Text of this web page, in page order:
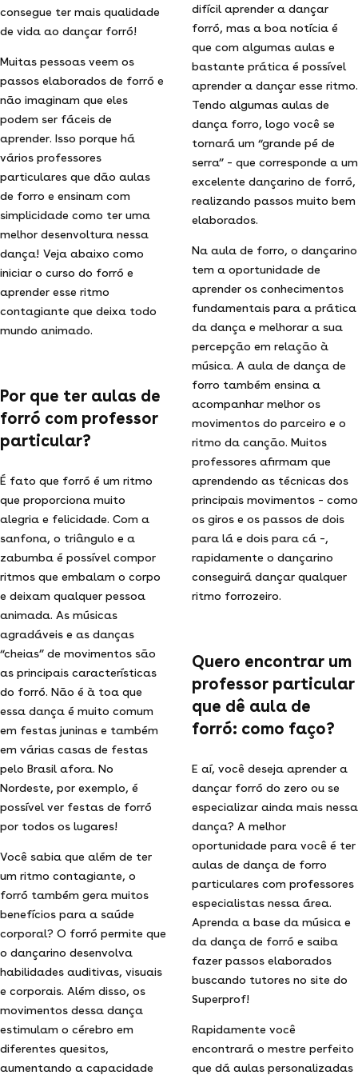
consegue ter mais qualidade
de vida ao dançar forró!
Muitas pessoas veem os
passos elaborados de forró e
não imaginam que eles
podem ser fáceis de
aprender. Isso porque há
vários professores
particulares que dão aulas
de forro e ensinam com
simplicidade como ter uma
melhor desenvoltura nessa
dança! Veja abaixo como
iniciar o curso do forró e
aprender esse ritmo
contagiante que deixa todo
mundo animado.
Por que ter aulas de
forró com professor
particular?
É fato que forró é um ritmo
que proporciona muito
alegria e felicidade. Com a
sanfona, o triângulo e a
zabumba é possível compor
ritmos que embalam o corpo
e deixam qualquer pessoa
animada. As músicas
agradáveis e as danças
“cheias” de movimentos são
as principais características
do forró. Não é à toa que
essa dança é muito comum
em festas juninas e também
em várias casas de festas
pelo Brasil afora. No
Nordeste, por exemplo, é
possível ver festas de forró
por todos os lugares!
Você sabia que além de ter
um ritmo contagiante, o
forró também gera muitos
benefícios para a saúde
corporal? O forró permite que
o dançarino desenvolva
habilidades auditivas, visuais
e corporais. Além disso, os
movimentos dessa dança
estimulam o cérebro em
diferentes quesitos,
aumentando a capacidade
difícil aprender a dançar
forró, mas a boa notícia é
que com algumas aulas e
bastante prática é possível
aprender a dançar esse ritmo.
Tendo algumas aulas de
dança forro, logo você se
tornará um “grande pé de
serra” – que corresponde a um
excelente dançarino de forró,
realizando passos muito bem
elaborados.
Na aula de forro, o dançarino
tem a oportunidade de
aprender os conhecimentos
fundamentais para a prática
da dança e melhorar a sua
percepção em relação à
música. A aula de dança de
forro também ensina a
acompanhar melhor os
movimentos do parceiro e o
ritmo da canção. Muitos
professores afirmam que
aprendendo as técnicas dos
principais movimentos – como
os giros e os passos de dois
para lá e dois para cá –,
rapidamente o dançarino
conseguirá dançar qualquer
ritmo forrozeiro.
Quero encontrar um
professor particular
que dê aula de
forró: como faço?
E aí, você deseja aprender a
dançar forró do zero ou se
especializar ainda mais nessa
dança? A melhor
oportunidade para você é ter
aulas de dança de forro
particulares com professores
especialistas nessa área.
Aprenda a base da música e
da dança de forró e saiba
fazer passos elaborados
buscando tutores no site do
Superprof!
Rapidamente você
encontrará o mestre perfeito
que dá aulas personalizadas